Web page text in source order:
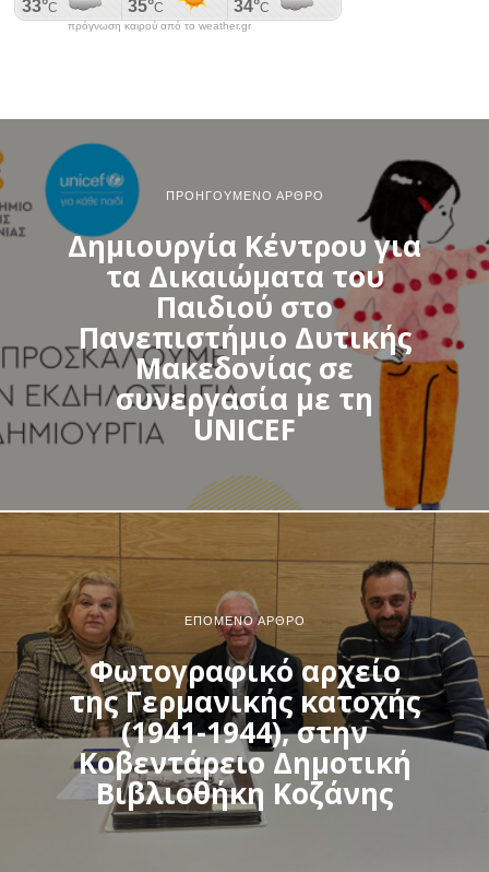
πρόγνωση καιρού από το weather.gr
ΠΡΟΗΓΟΎΜΕΝΟ ΆΡΘΡΟ
Δημιουργία Κέντρου για
τα Δικαιώματα του
Παιδιού στο
Πανεπιστήμιο Δυτικής
Μακεδονίας σε
συνεργασία με τη
UNICEF
ΕΠΌΜΕΝΟ ΆΡΘΡΟ
Φωτογραφικό αρχείο
της Γερμανικής κατοχής
(1941-1944), στην
Κοβεντάρειο Δημοτική
Βιβλιοθήκη Κοζάνης